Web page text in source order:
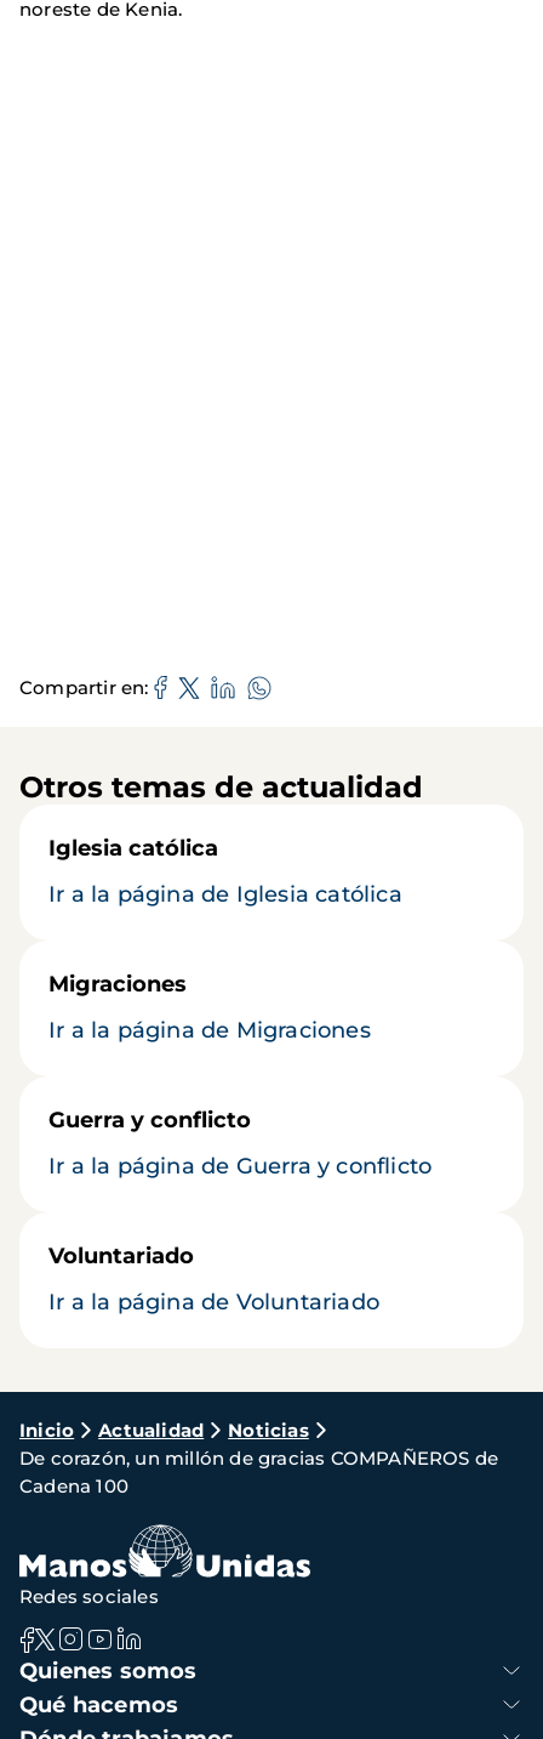
noreste de Kenia.
Compartir en
Otros temas de actualidad
Iglesia católica
Ir a la página de Iglesia católica
Migraciones
Ir a la página de Migraciones
Guerra y conflicto
Ir a la página de Guerra y conflicto
Voluntariado
Ir a la página de Voluntariado
Ruta
de
navegación
Inicio Actualidad
Noticias
De corazón, un millón de gracias COMPAÑEROS de
Cadena 100
Navegación
principal
Quienes somos
Qué hacemos
Redes sociales